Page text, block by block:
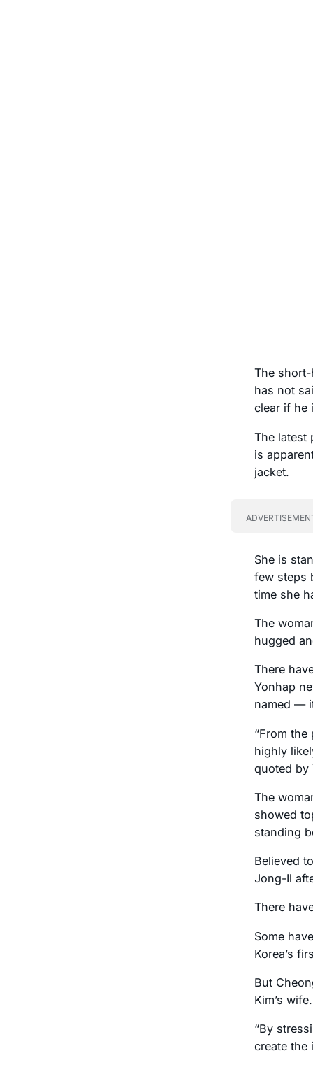
The
has not
clear if he
The latest
is
jacket.
She is
few steps
time she
The
hugged
There
Yonhap
named —
“From
highly
quoted by
The
showed
standing
Believed
Jong-Il
There
Some
Korea’s
But
Kim’s wife.
“By
create the